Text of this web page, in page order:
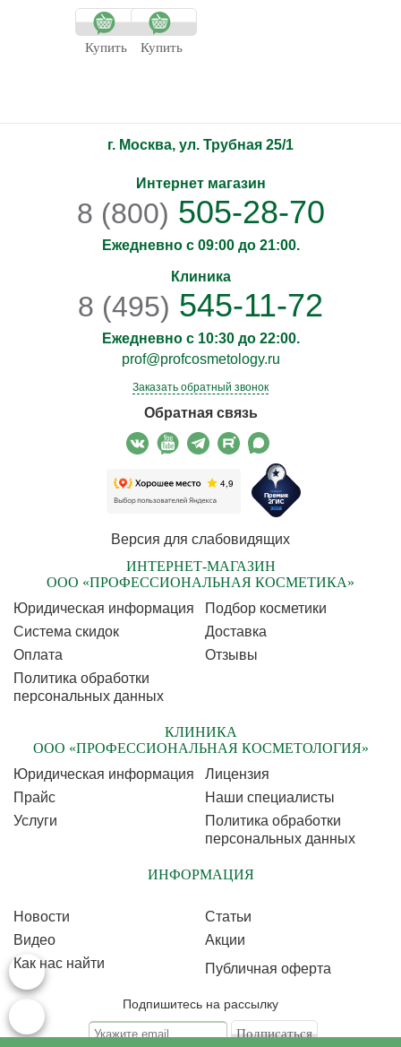
Купить Купить
г. Москва, ул. Трубная 25/1
Интернет магазин
8 (800) 505-28-70
Ежедневно с 09:00 до 21:00.
Клиника
8 (495) 545-11-72
Ежедневно с 10:30 до 22:00.
prof@profcosmetology.ru
Заказать обратный звонок
Обратная связь
Версия для слабовидящих
ИНТЕРНЕТ-МАГАЗИН
ООО «ПРОФЕССИОНАЛЬНАЯ КОСМЕТИКА»
Юридическая информация
Подбор косметики
Cистема скидок
Доставка
Оплата
Отзывы
Политика обработки
персональных данных
КЛИНИКА
ООО «ПРОФЕССИОНАЛЬНАЯ КОСМЕТОЛОГИЯ»
Юридическая информация
Лицензия
Прайс
Наши специалисты
Услуги
Политика обработки
персональных данных
ИНФОРМАЦИЯ
Новости
Статьи
Видео
Акции
Как нас найти
Публичная оферта
Подпишитесь на рассылку